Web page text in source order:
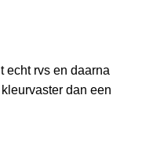
echt rvs en daarna
dan een